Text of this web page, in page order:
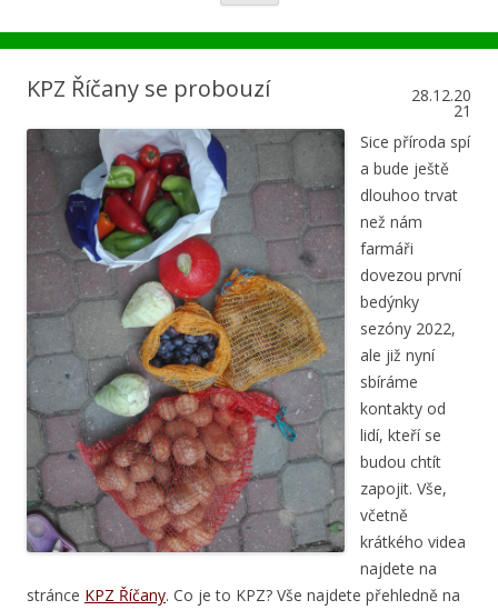
28.12.20
21
KPZ Říčany se probouzí
Sice příroda spí
a bude ještě
dlouhoo trvat
než nám
farmáři
dovezou první
bedýnky
sezóny 2022,
ale již nyní
sbíráme
kontakty od
lidí, kteří se
budou chtít
zapojit. Vše,
včetně
krátkého videa
najdete na
stránce KPZ Říčany. Co je to KPZ? Vše najdete přehledně na